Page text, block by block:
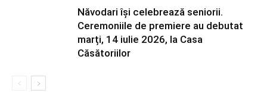
Năvodari își celebrează seniorii.
Ceremoniile de premiere au debutat
marți, 14 iulie 2026, la Casa
Căsătoriilor